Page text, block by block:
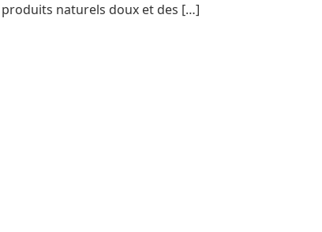
produits naturels doux et des […]